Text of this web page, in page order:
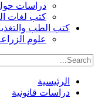
دراسات
كتب لغات
كتب الطب
علوم
الرئيسية
دراسات قانونية